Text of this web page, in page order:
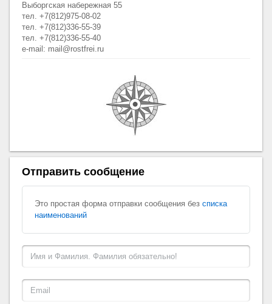
Выборгская набережная 55
тел. +7(812)975-08-02
тел. +7(812)336-55-39
тел. +7(812)336-55-40
e-mail: mail@rostfrei.ru
Отправить сообщение
Это простая форма отправки сообщения без списка
наименований